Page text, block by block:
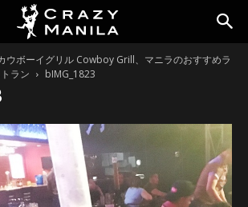
ウボーイグリル Cowboy Grill、マニラのおすすめラ
ラン
bIMG_1823